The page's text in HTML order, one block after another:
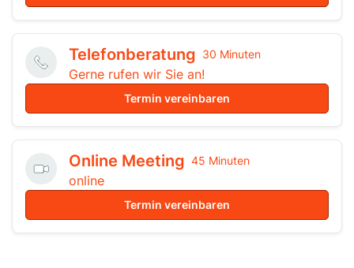
Telefonberatung 30 Minuten
Gerne rufen wir Sie an!
Termin vereinbaren
Online Meeting 45 Minuten
online
Termin vereinbaren